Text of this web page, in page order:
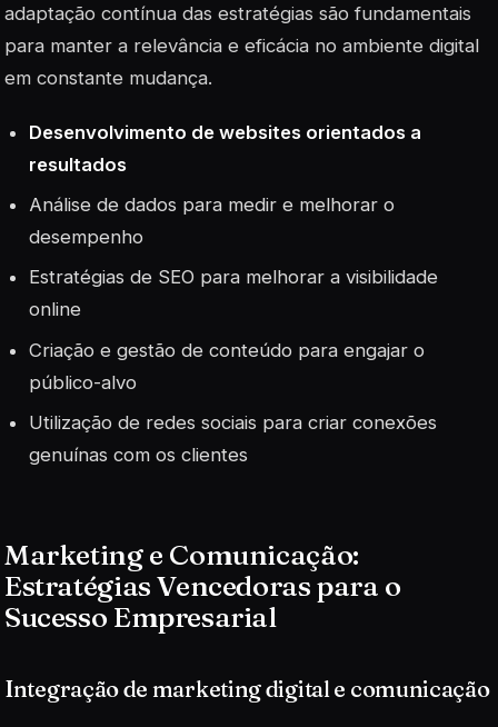
adaptação contínua das estratégias são fundamentais
para manter a relevância e eficácia no ambiente digital
em constante mudança.
Desenvolvimento de websites orientados a
resultados
Análise de dados para medir e melhorar o
desempenho
Estratégias de SEO para melhorar a visibilidade
online
Criação e gestão de conteúdo para engajar o
público-alvo
Utilização de redes sociais para criar conexões
genuínas com os clientes
Marketing e Comunicação:
Estratégias Vencedoras para o
Sucesso Empresarial
Integração de marketing digital e comunicação